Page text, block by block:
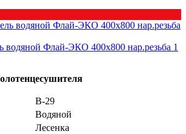
водяной Флай-ЭКО 400х800 нар.резьба 1
В-29
Водяной
Лесенка